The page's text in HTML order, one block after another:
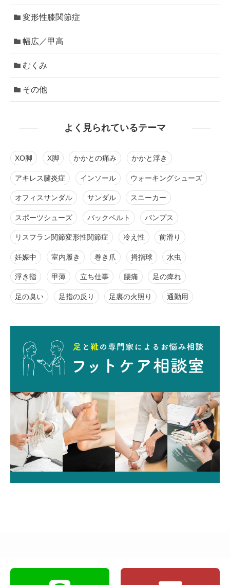
変形性膝関節症
幅広／甲高
むくみ
その他
よく見られているテーマ
XO脚 X脚 かかとの痛み かかと浮き
アキレス腱炎症 インソール ウォーキングシューズ
オフィスサンダル サンダル スニーカー
スポーツシューズ バックベルト パンプス
リスフラン関節変形性関節症 冷え性 前滑り
妊娠中 室内履き 巻き爪 拇指球 水虫
浮き指 甲薄 立ち仕事 腰痛 足の痺れ
足の臭い 足指の反り 足裏の火照り 通勤用